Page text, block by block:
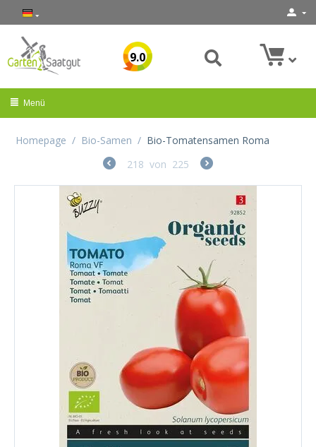
9.0
Menü
Homepage / Bio-Samen / Bio-Tomatensamen Roma
218 von 225